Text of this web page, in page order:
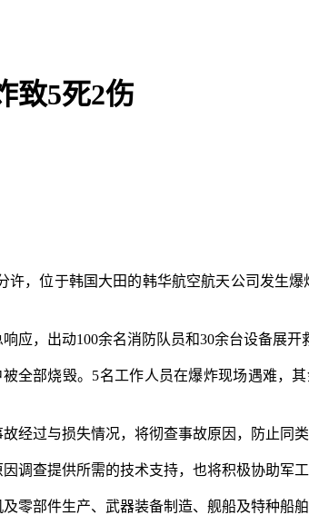
致5死2伤
，位于韩国大田的韩华航空航天公司发生
，出动100余名消防队员和30余台设备展开
部烧毁。5名工作人员在爆炸现场遇难，
过与损失情况，将彻查事故原因，防止同类
查提供所需的技术支持，也将积极协助军工
部件生产、武器装备制造、舰船及特种船